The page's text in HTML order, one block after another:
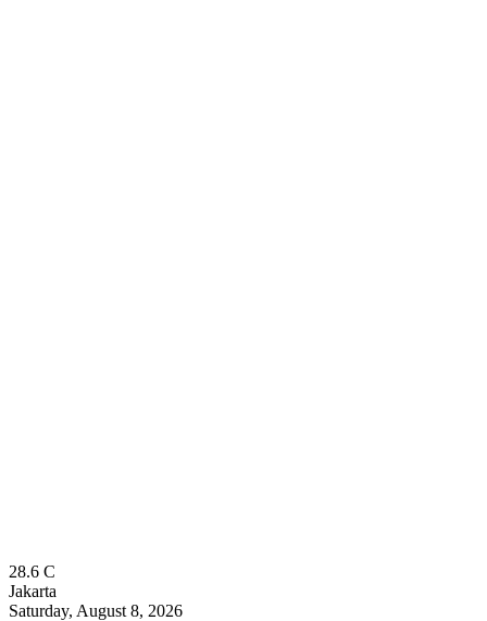
28.6 C
Jakarta
Saturday, August 8, 2026